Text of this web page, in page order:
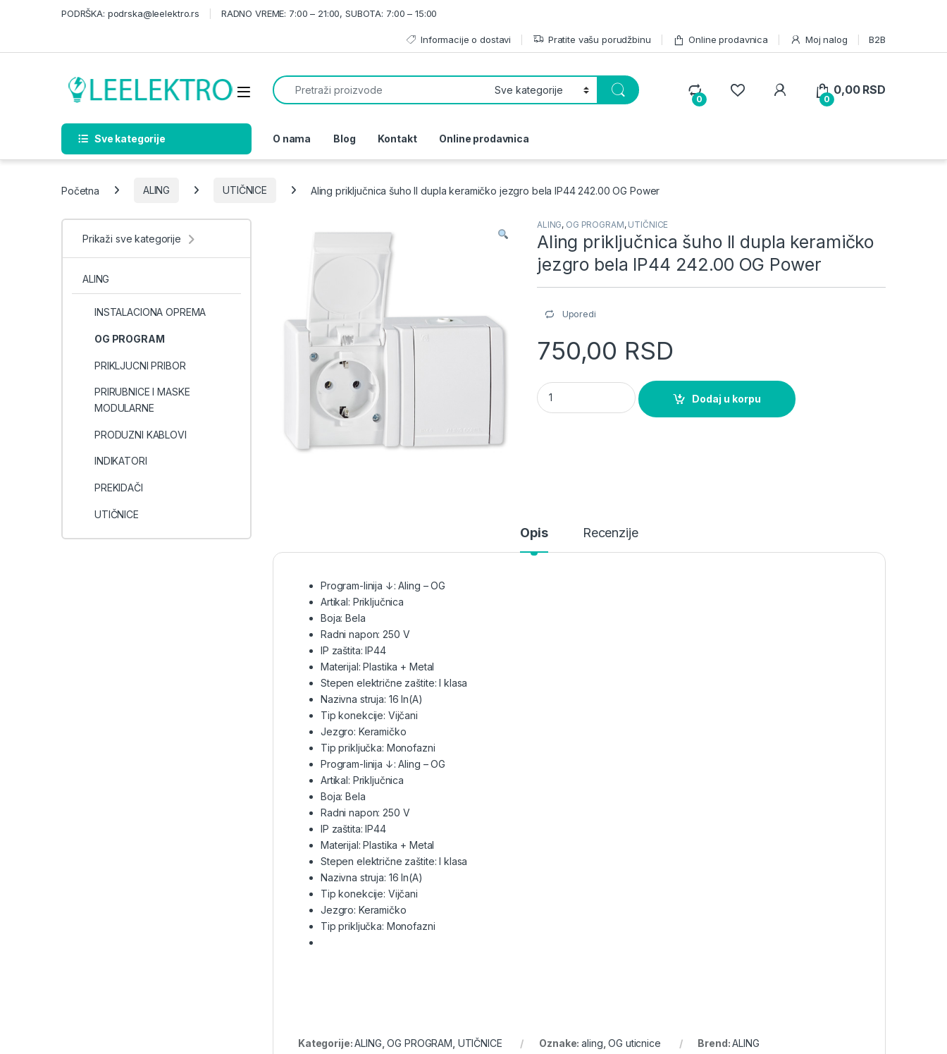
PODRŠKA: podrska@leelektro.rs RADNO VREME: 7:00 – 21:00, SUBOTA: 7:00 – 15:00
Informacije o dostavi Pratite vašu porudžbinu Online prodavnica Moj nalog B2B
Search for:
0 0
0,00 RSD
Sve kategorije O nama Blog Kontakt Online prodavnica
Početna ALING UTIČNICE Aling priključnica šuho II dupla keramičko jezgro bela IP44 242.00 OG Power
ALING, OG PROGRAM, UTIČNICE
Aling priključnica šuho II dupla keramičko
jezgro bela IP44 242.00 OG Power
Uporedi
750,00 RSD
Aling priključnica šuho II dupla keramičko jezgro bela IP44 242.00 OG Power
Dodaj u korpu
Opis Recenzije
Program-linija ↓: Aling – OG
Artikal: Priključnica
Boja: Bela
Radni napon: 250 V
IP zaštita: IP44
Materijal: Plastika + Metal
Stepen električne zaštite: I klasa
Nazivna struja: 16 In(A)
Tip konekcije: Vijčani
Jezgro: Keramičko
Tip priključka: Monofazni
Program-linija ↓: Aling – OG
Artikal: Priključnica
Boja: Bela
Radni napon: 250 V
IP zaštita: IP44
Materijal: Plastika + Metal
Stepen električne zaštite: I klasa
Nazivna struja: 16 In(A)
Tip konekcije: Vijčani
Jezgro: Keramičko
Tip priključka: Monofazni
Kategorije:ALING ,OG PROGRAM UTIČNICE Oznake:aling ,OG uticnice Brend:ALING
Prikaži sve kategorije
ALING
INSTALACIONA OPREMA
OG PROGRAM
PRIKLJUCNI PRIBOR
PRIRUBNICE I MASKE
MODULARNE
PRODUZNI KABLOVI
INDIKATORI
PREKIDAČI
UTIČNICE